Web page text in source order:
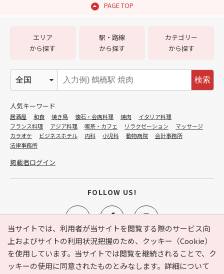
PAGE TOP
当サイトでは、利用者が当サイトを閲覧する際のサービス向
上およびサイトの利用状況把握のため、クッキー（Cookie）
を使用しています。当サイトでは閲覧を継続されることで、ク
ッキーの使用に同意されたものとみなします。詳細について
e-NAVITA（イーナビタ）とは？ お気に入り
ヘルプ
利用規約
個人情報の取り扱いについて 運営会社
エリア
から探す
駅・路線
から探す
カテゴリー
から探す
検索
人気キーワード
居酒屋 和食 焼き鳥 懐石・会席料理 焼肉
イタリア料理
フランス料理
アジア料理 喫茶・カフェ リラクゼーション
マッサージ
カラオケ
ビジネスホテル 内科 小児科 動物病院
会計事務所
法律事務所
掲載者ログイン
FOLLOW US!